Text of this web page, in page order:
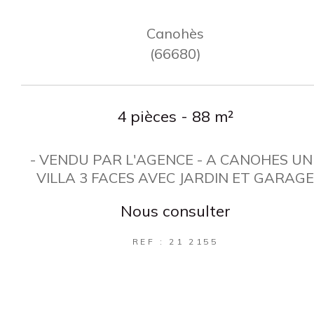
Canohès
(66680)
4 pièces - 88 m²
- VENDU PAR L'AGENCE - A CANOHES
VILLA 3 FACES AVEC JARDIN ET GARAGE
Nous consulter
REF : 21 2155